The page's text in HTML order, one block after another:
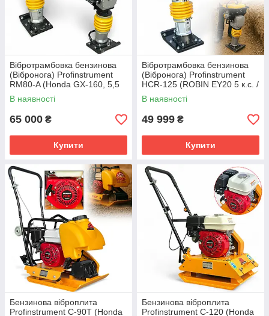
Вібротрамбовка бензинова
(Вібронога) Profinstrument
RM80-A (Honda GX-160, 5,5
к.с.)
В наявності
65 000 ₴
Купити
Вібротрамбовка бензинова
(Вібронога) Profinstrument
HCR-125 (ROBIN EY20 5 к.с. /
3,6кВт)
В наявності
49 999 ₴
Купити
Бензинова віброплита
Profinstrument C-90Т (Honda
Бензинова віброплита
Profinstrument C-120 (Honda